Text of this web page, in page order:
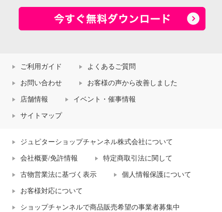
ご利用ガイド よくあるご質問
お問い合わせ お客様の声から改善しました
店舗情報 イベント・催事情報
サイトマップ
ジュピターショップチャンネル株式会社について
会社概要/免許情報 特定商取引法に関して
古物営業法に基づく表示 個人情報保護について
お客様対応について
ショップチャンネルで商品販売希望の事業者募集中